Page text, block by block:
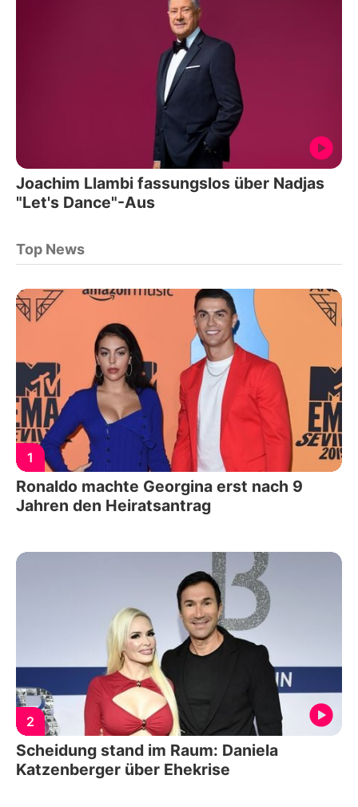
Joachim Llambi fassungslos über Nadjas
"Let's Dance"-Aus
Top News
1
Ronaldo machte Georgina erst nach 9
Jahren den Heiratsantrag
2
Scheidung stand im Raum: Daniela
Katzenberger über Ehekrise